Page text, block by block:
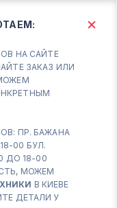
НА САЙТЕ
ЗАКАЗ ИЛИ
ПР. БАЖАНА
00 БУЛ.
ДО 18-00
МОЖЕМ
В КИЕВЕ
ДЕТАЛИ У
ВТ-